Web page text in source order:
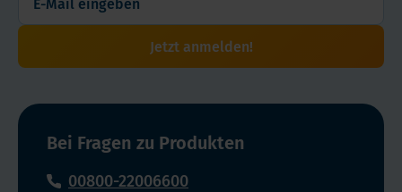
die
Gefahr
Überdosierung
ist
Jetzt anmelden!
Bei Fragen zu Produkten
00800-22006600